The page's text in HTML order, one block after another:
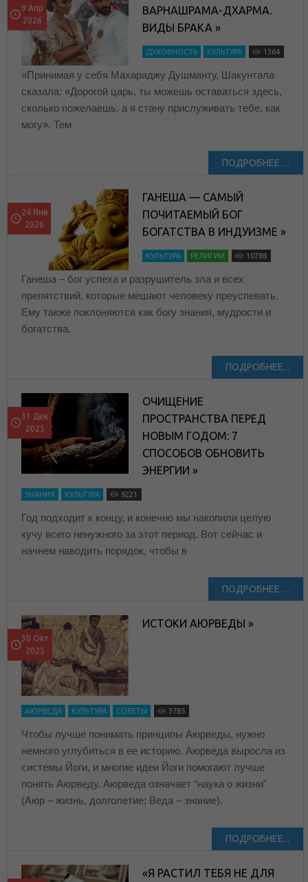
9 Апр
2026
ВАРНАШРАМА-ДХАРМА.
ВИДЫ БРАКА »
ДУХОВНОСТЬ КУЛЬТУРА 1364
«Принимая у себя Махараджу Душманту, Шакунтала
сказала: «Дорогой царь, ты можешь оставаться здесь,
сколько пожелаешь, а я стану прислуживать тебе, как
могу». Тем
ПОДРОБНЕЕ…
24 Янв
2026
ГАНЕША — САМЫЙ
ПОЧИТАЕМЫЙ БОГ
БОГАТСТВА В ИНДУИЗМЕ »
КУЛЬТУРА РЕЛИГИИ 10788
Ганеша – бог успеха и разрушитель зла и всех
препятствий, которые мешают человеку преуспевать.
Ему также поклоняются как богу знания, мудрости и
богатства.
ПОДРОБНЕЕ...
31 Дек
2025
ОЧИЩЕНИЕ
ПРОСТРАНСТВА ПЕРЕД
НОВЫМ ГОДОМ: 7
СПОСОБОВ ОБНОВИТЬ
ЭНЕРГИИ »
ЗНАНИЯ КУЛЬТУРА 9221
Год подходит к концу, и конечно мы накопили целую
кучу всего ненужного за этот период. Вот сейчас и
начнем наводить порядок, чтобы в
ПОДРОБНЕЕ…
30 Окт
2025
ИСТОКИ АЮРВЕДЫ »
АЮРВЕДА КУЛЬТУРА СОВЕТЫ 3785
Чтобы лучше понимать принципы Аюрведы, нужно
немного углубиться в ее историю. Аюрведа выросла из
системы Йоги, и многие идеи Йоги помогают лучше
понять Аюрведу. Аюрведа означает “наука о жизни”
(Аюр – жизнь, долголетие; Веда – знание).
ПОДРОБНЕЕ...
«Я РАСТИЛ ТЕБЯ НЕ ДЛЯ